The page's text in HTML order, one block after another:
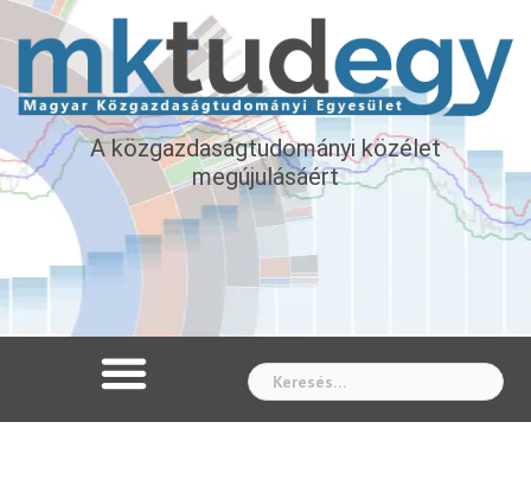
A közgazdaságtudományi közélet
megújulásáért